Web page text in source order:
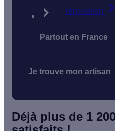
rénovation
Partout en France
Je trouve mon artisan
Déjà plus de 1